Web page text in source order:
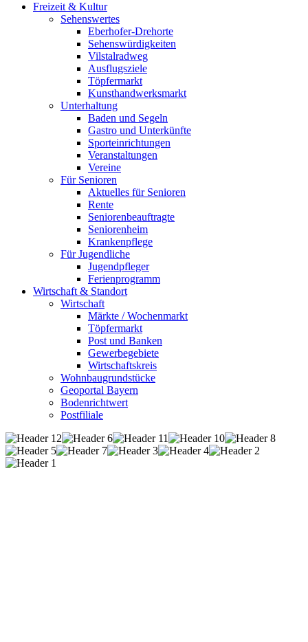
Freizeit & Kultur
Sehenswertes
Eberhofer-Drehorte
Sehenswürdigkeiten
Vilstalradweg
Ausflugsziele
Töpfermarkt
Kunsthandwerksmarkt
Unterhaltung
Baden und Segeln
Gastro und Unterkünfte
Sporteinrichtungen
Veranstaltungen
Vereine
Für Senioren
Aktuelles für Senioren
Rente
Seniorenbeauftragte
Seniorenheim
Krankenpflege
Für Jugendliche
Jugendpfleger
Ferienprogramm
Wirtschaft & Standort
Wirtschaft
Märkte / Wochenmarkt
Töpfermarkt
Post und Banken
Gewerbegebiete
Wirtschaftskreis
Wohnbaugrundstücke
Geoportal Bayern
Bodenrichtwert
Postfiliale